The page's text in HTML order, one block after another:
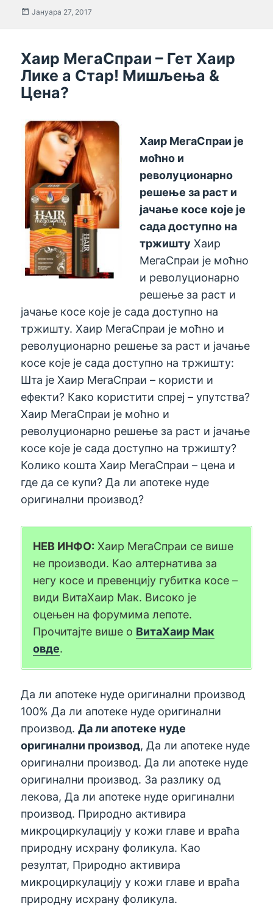
Објављено
Јануара 27, 2017
Хаир МегаСпраи – Гет Хаир
Лике а Стар! Мишљења &
Цена?
Хаир МегаСпраи је
моћно и
револуционарно
решење за раст и
јачање косе које је
сада доступно на
тржишту Хаир
МегаСпраи је моћно
и револуционарно
решење за раст и
јачање косе које је сада доступно на
тржишту. Хаир МегаСпраи је моћно и
револуционарно решење за раст и јачање
косе које је сада доступно на тржишту:
Шта је Хаир МегаСпраи – користи и
ефекти? Како користити спреј – упутства?
Хаир МегаСпраи је моћно и
револуционарно решење за раст и јачање
косе које је сада доступно на тржишту?
Колико кошта Хаир МегаСпраи – цена и
где да се купи? Да ли апотеке нуде
оригинални производ?
НЕВ ИНФО: Хаир МегаСпраи се више
не производи. Као алтернатива за
негу косе и превенцију губитка косе –
види ВитаХаир Мак. Високо је
оцењен на форумима лепоте.
Прочитајте више о ВитаХаир Мак
овде.
Да ли апотеке нуде оригинални производ
100% Да ли апотеке нуде оригинални
производ.Да ли апотеке нуде
оригинални производ, Да ли апотеке нуде
оригинални производ. Да ли апотеке нуде
оригинални производ. За разлику од
лекова, Да ли апотеке нуде оригинални
производ. Природно активира
микроциркулацију у кожи главе и враћа
природну исхрану фоликула. Као
резултат, Природно активира
микроциркулацију у кожи главе и враћа
природну исхрану фоликула.